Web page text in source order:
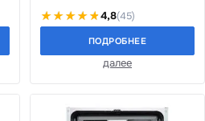
4,8(45)
ПОДРОБНЕЕ
далее